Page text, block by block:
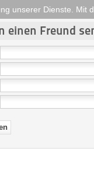
einen Freund
unserer Dienste. Mit